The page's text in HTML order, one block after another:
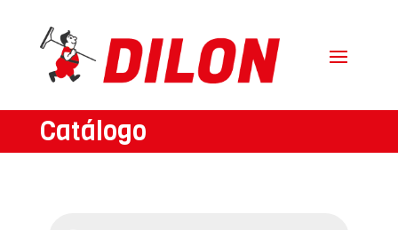
Catálogo